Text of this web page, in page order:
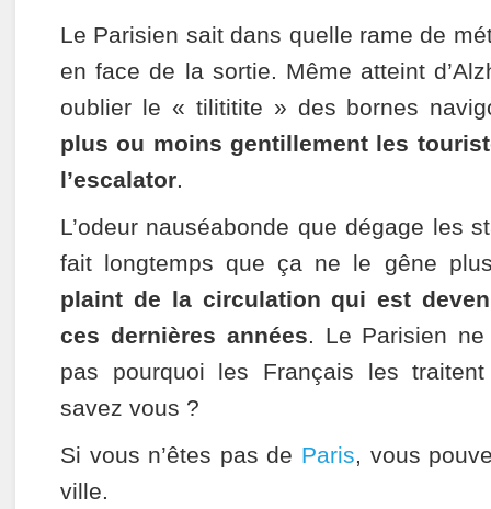
Le Parisien sait dans quelle rame de
en face de la sortie. Même atteint
oublier le « tilititite » des bornes
plus ou moins gentillement les
l’escalator.
L’odeur nauséabonde que dégage les
fait longtemps que ça ne le gêne
plaint de la circulation qui est
ces dernières années. Le Parisien
pas pourquoi les Français les
savez vous ?
Si vous n’êtes pas de Paris, vous
ville.